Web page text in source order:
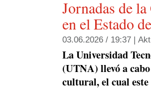
Jornadas de
en el Estado
03.06.2026 / 19:37 |
La Universidad
(UTNA) llevó a
cultural, el cual este